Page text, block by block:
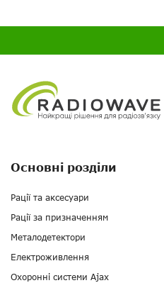
Основні розділи
Рації та аксесуари
Рації за призначенням
Металодетектори
Електроживлення
Охоронні системи Ajax